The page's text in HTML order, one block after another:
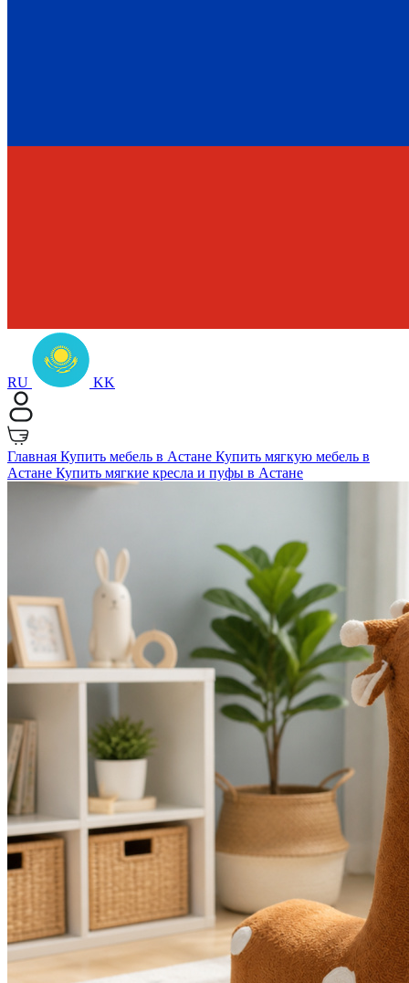
RU KK
Главная Купить мебель в Астане Купить мягкую мебель в
Астане Купить мягкие кресла и пуфы в Астане